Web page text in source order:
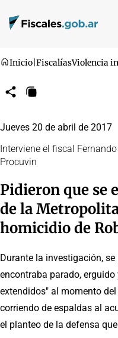
Inicio FiscalíasViolencia
CompartirCopiar
Jueves 20 de abril de 2017
Interviene el fiscal
Procuvin
Pidieron que se
de la
homicidio de
Durante la investigación,
encontraba parado,
extendidos" al momento
corriendo de espaldas al
el planteo de la defensa